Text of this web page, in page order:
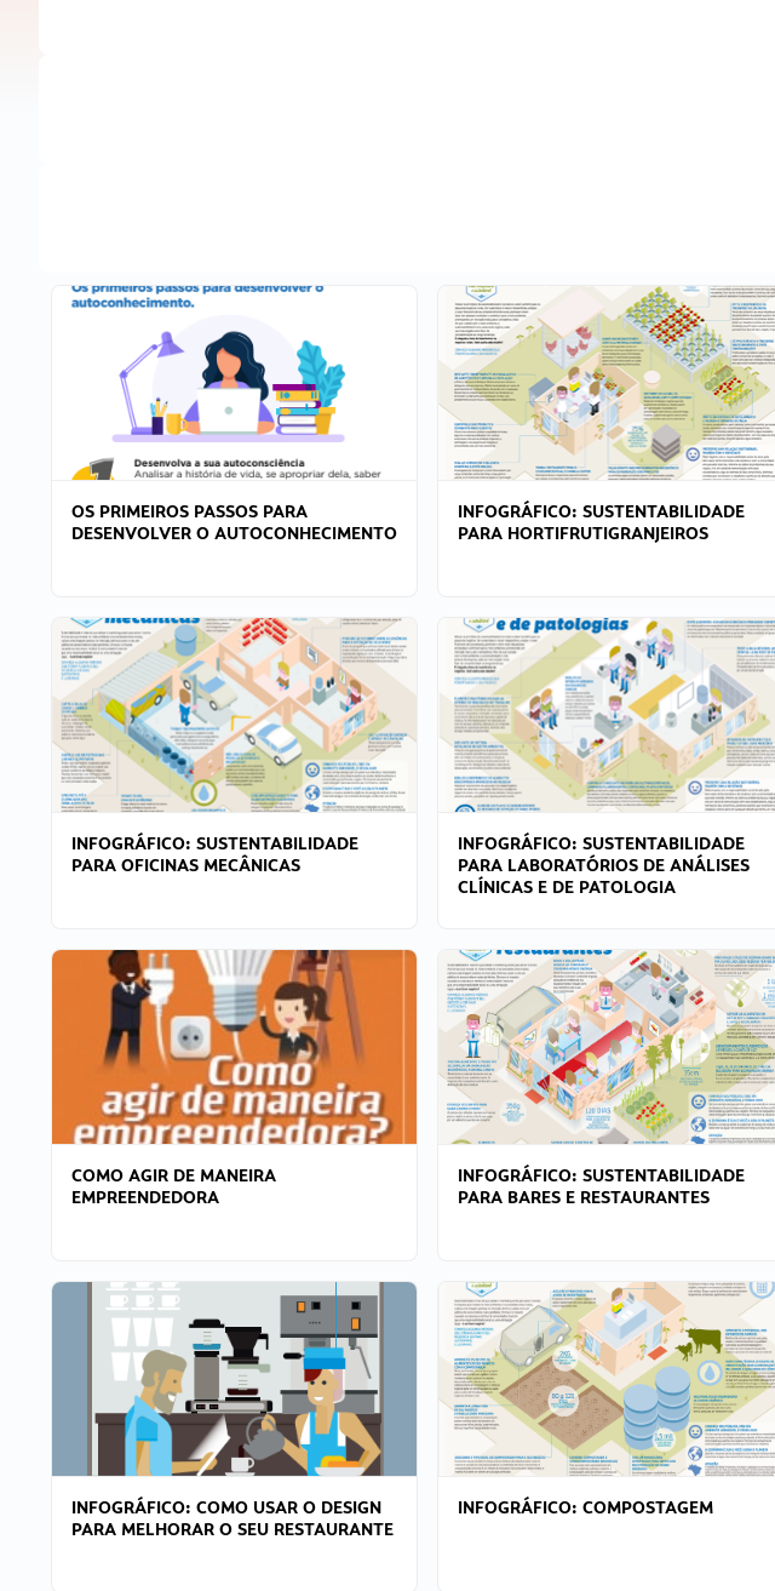
OS PRIMEIROS PASSOS PARA
DESENVOLVER O AUTOCONHECIMENTO
INFOGRÁFICO: SUSTENTABILIDADE
PARA HORTIFRUTIGRANJEIROS
INFOGRÁFICO: SUSTENTABILIDADE
PARA OFICINAS MECÂNICAS
INFOGRÁFICO: SUSTENTABILIDADE
PARA LABORATÓRIOS DE ANÁLISES
CLÍNICAS E DE PATOLOGIA
COMO AGIR DE MANEIRA
EMPREENDEDORA
INFOGRÁFICO: SUSTENTABILIDADE
PARA BARES E RESTAURANTES
INFOGRÁFICO: COMO USAR O DESIGN
PARA MELHORAR O SEU RESTAURANTE
INFOGRÁFICO: COMPOSTAGEM